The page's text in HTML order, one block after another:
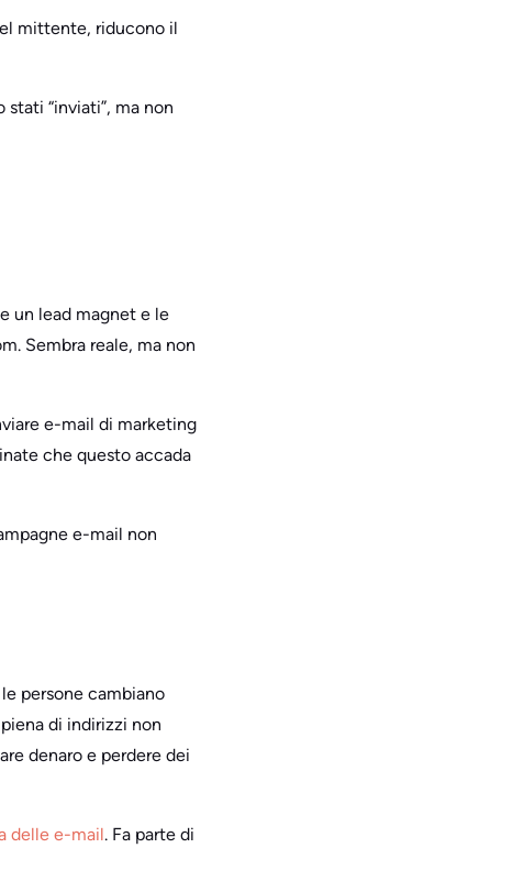
mittente, riducono il
stati “inviati”, ma non
un lead magnet e le
Sembra reale, ma non
e-mail di marketing
che questo accada
e-mail non
persone cambiano
di indirizzi non
denaro e perdere dei
delle e-mail. Fa parte di